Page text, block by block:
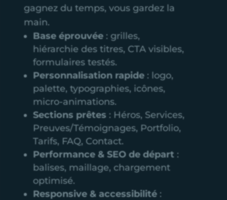
gagnez du temps, vous gardez la
main.
Base éprouvée: grilles,
hiérarchie des titres, CTA visibles,
formulaires testés.
Personnalisation rapide: logo,
palette, typographies, icônes,
micro-animations.
Sections prêtes : Héros, Services,
Preuves/Témoignages, Portfolio,
Tarifs, FAQ, Contact.
Performance & SEO de départ:
balises, maillage, chargement
optimisé.
Responsive & accessibilité: